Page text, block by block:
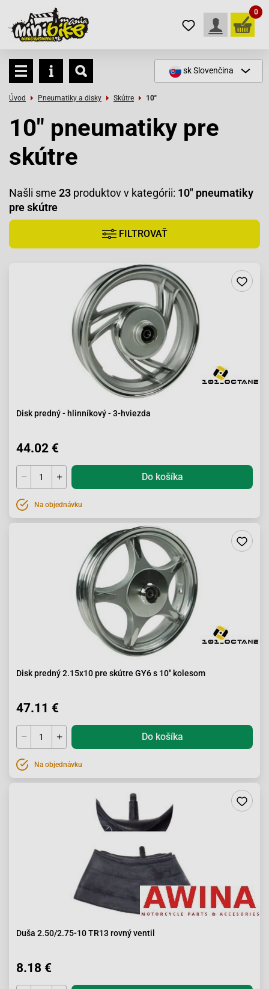
0
skSlovenčina
Úvod Pneumatiky a disky Skútre 10"
10" pneumatiky pre
skútre
Našli sme 23 produktov v kategórii: 10" pneumatiky
pre skútre
FILTROVAŤ
Disk predný - hlinníkový - 3-hviezda
44.02 €
Do košíka
Na objednávku
Disk predný 2.15x10 pre skútre GY6 s 10" kolesom
47.11 €
Do košíka
Na objednávku
Duša 2.50/2.75-10 TR13 rovný ventil
8.18 €